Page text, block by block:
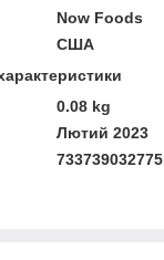
Now Foods
США
0.08 kg
Лютий 2023
733739032775